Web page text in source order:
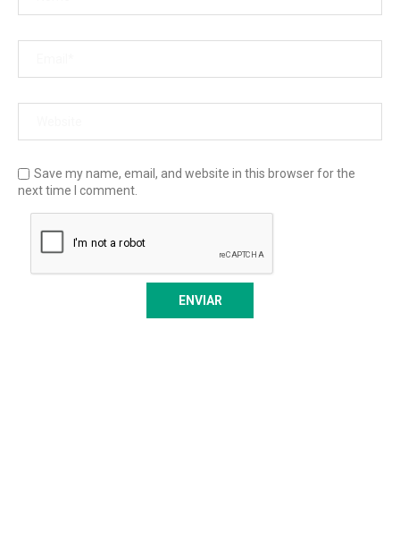
Save my name, email, and website in this browser for the
next time I comment.